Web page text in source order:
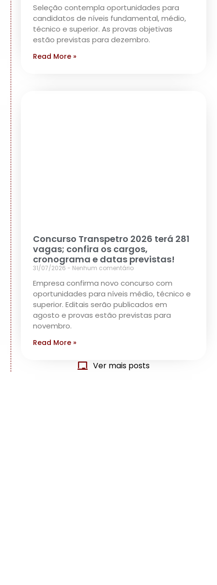
Seleção contempla oportunidades para
candidatos de níveis fundamental, médio,
técnico e superior. As provas objetivas
estão previstas para dezembro.
Read More »
Concurso Transpetro 2026 terá 281
vagas; confira os cargos,
cronograma e datas previstas!
31/07/2026 Nenhum comentário
Empresa confirma novo concurso com
oportunidades para níveis médio, técnico e
superior. Editais serão publicados em
agosto e provas estão previstas para
novembro.
Read More »
Ver mais posts